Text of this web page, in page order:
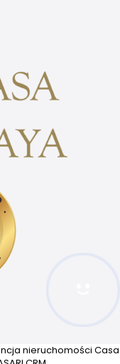
nieruchomości Casa